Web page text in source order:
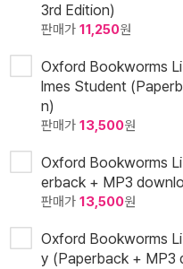
3rd Edition)
판매가 11,250원
Oxford Bookworms
lmes Student
n)
판매가 13,500원
Oxford Bookworms
erback + MP3
판매가 13,500원
Oxford Bookworms
y (Paperback + MP3